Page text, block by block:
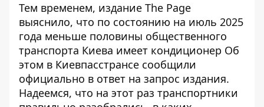
Тем временем, издание The Page
выяснило, что по состоянию на июль 2025
года меньше половины общественного
транспорта Киева имеет кондиционер Об
этом в Киевпасстрансе сообщили
официально в ответ на запрос издания.
Надеемся, что на этот раз транспортники